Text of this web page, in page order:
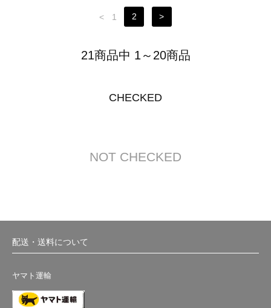
< 1 2 >
21商品中 1～20商品
CHECKED
NOT CHECKED
配送・送料について
ヤマト運輸